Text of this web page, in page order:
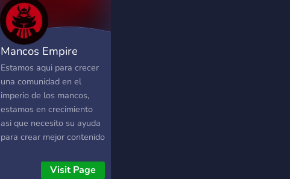
Mancos Empire
Estamos aqui para crecer
una comunidad en el
imperio de los mancos,
estamos en crecimiento
asi que necesito su ayuda
para crear mejor contenido
discord, los espero ahi con
Visit Page